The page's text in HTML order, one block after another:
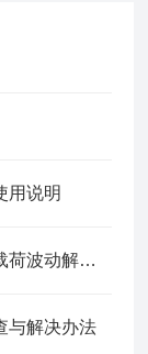
用说明
压缩疲劳试验机常见故障：位移不准、载荷波动解决办法
与解决办法